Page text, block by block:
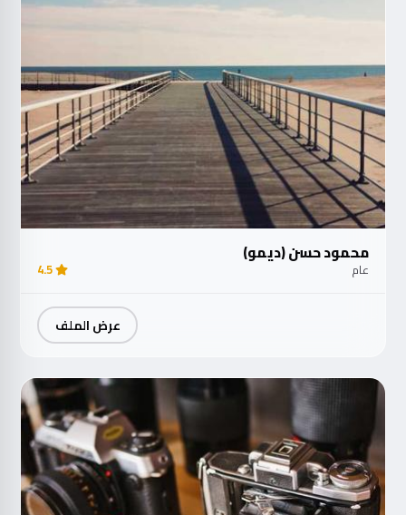
محمود حسن (ديمو)
عام 4.5
عرض الملف